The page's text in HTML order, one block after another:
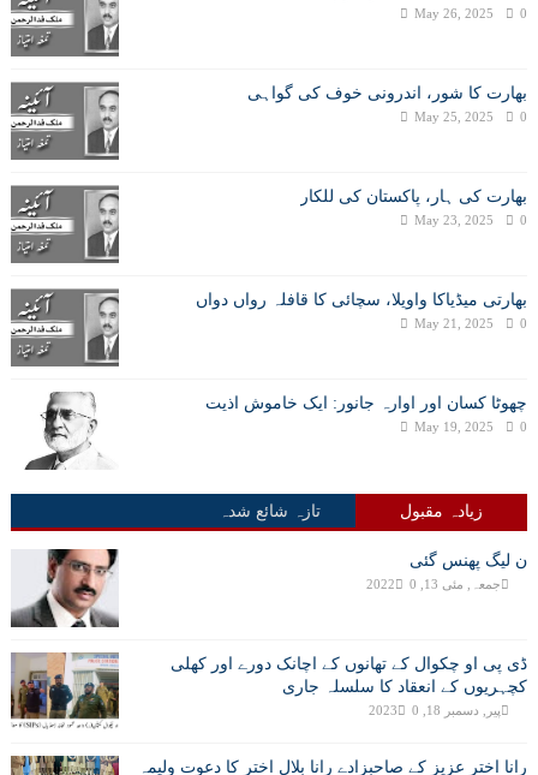
May 26, 2025 0
بھارت کا شور، اندرونی خوف کی گواہی
May 25, 2025 0
بھارت کی ہار، پاکستان کی للکار
May 23, 2025 0
بھارتی میڈیاکا واویلا، سچائی کا قافلہ رواں دواں
May 21, 2025 0
چھوٹا کسان اور اوارہ جانور: ایک خاموش اذیت
May 19, 2025 0
زیادہ مقبول تازہ شائع شدہ
ن لیگ پھنس گئی
جمعہ, مئی 13, 2022 0
ڈی پی او چکوال کے تھانوں کے اچانک دورے اور کھلی
کچہریوں کے انعقاد کا سلسلہ جاری
پیر, دسمبر 18, 2023 0
رانا اختر عزیز کے صاحبزادے رانا بلال اختر کا دعوت ولیمہ